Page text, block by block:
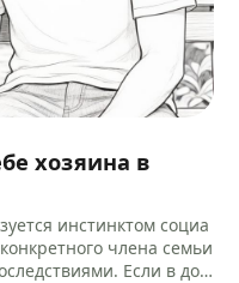
хозяина в
инстинктом социа
члена семьи
Если в дом